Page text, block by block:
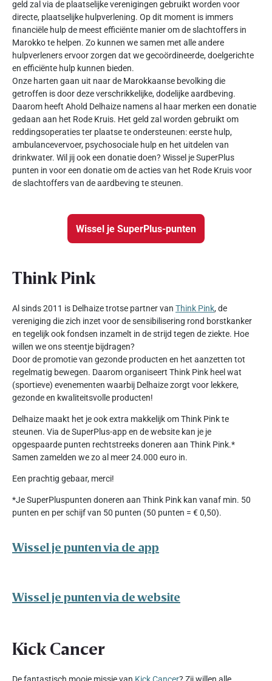
geld zal via de plaatselijke verenigingen gebruikt worden voor
directe, plaatselijke hulpverlening. Op dit moment is immers
financiële hulp de meest efficiënte manier om de slachtoffers in
Marokko te helpen. Zo kunnen we samen met alle andere
hulpverleners ervoor zorgen dat we gecoördineerde, doelgerichte
en efficiënte hulp kunnen bieden.
Onze harten gaan uit naar de Marokkaanse bevolking die
getroffen is door deze verschrikkelijke, dodelijke aardbeving.
Daarom heeft Ahold Delhaize namens al haar merken een donatie
gedaan aan het Rode Kruis. Het geld zal worden gebruikt om
reddingsoperaties ter plaatse te ondersteunen: eerste hulp,
ambulancevervoer, psychosociale hulp en het uitdelen van
drinkwater. Wil jij ook een donatie doen? Wissel je SuperPlus
punten in voor een donatie om de acties van het Rode Kruis voor
de slachtoffers van de aardbeving te steunen.
Wissel je SuperPlus-punten
Think Pink
Al sinds 2011 is Delhaize trotse partner van Think Pink, de
vereniging die zich inzet voor de sensibilisering rond borstkanker
en tegelijk ook fondsen inzamelt in de strijd tegen de ziekte. Hoe
willen we ons steentje bijdragen?
Door de promotie van gezonde producten en het aanzetten tot
regelmatig bewegen. Daarom organiseert Think Pink heel wat
(sportieve) evenementen waarbij Delhaize zorgt voor lekkere,
gezonde en kwaliteitsvolle producten!
Delhaize maakt het je ook extra makkelijk om Think Pink te
steunen. Via de SuperPlus-app en de website kan je je
opgespaarde punten rechtstreeks doneren aan Think Pink.*
Samen zamelden we zo al meer 24.000 euro in.
Een prachtig gebaar, merci!
*Je SuperPluspunten doneren aan Think Pink kan vanaf min. 50
punten en per schijf van 50 punten (50 punten = € 0,50).
Wissel je punten via de app
Wissel je punten via de website
Kick Cancer